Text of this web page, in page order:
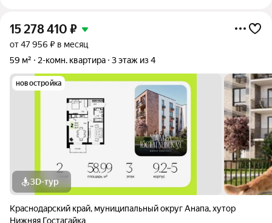
15 278 410 ₽
от 47 956 ₽ в месяц
59 м²
2-комн. квартира 3 этаж из 4
новостройка
3D-тур
Краснодарский край, муниципальный округ Анапа,хутор
Нижняя Гостагайка